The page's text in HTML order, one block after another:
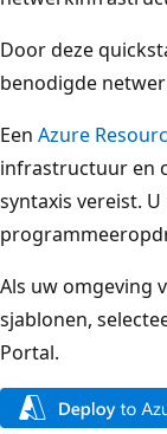
Door deze
benodigde
Een Azure
infrastructuur en
syntaxis vereist.
Als uw omgeving
sjablonen,
Portal.